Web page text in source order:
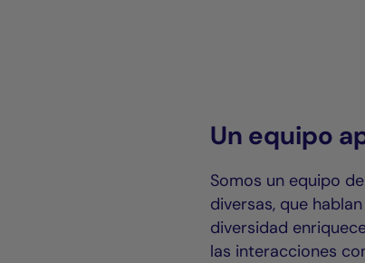
Un equipo
Somos un equipo
diversas, que
diversidad
las interacciones